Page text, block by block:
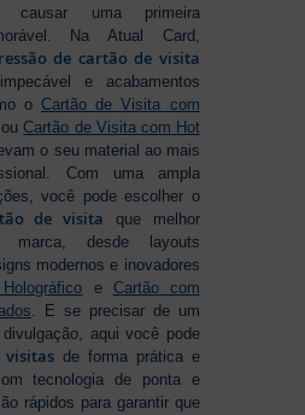
causar uma primeira
Na Atual Card,
de cartão de visita
e acabamentos
o Cartão de Visita com
ouCartão de Visita com Hot
o seu material ao mais
Com uma ampla
você pode escolher o
de visita que melhor
marca, desde layouts
modernos e inovadores
e Cartão com
. E se precisar de um
aqui você pode
de forma prática e
tecnologia de ponta e
rápidos para garantir que